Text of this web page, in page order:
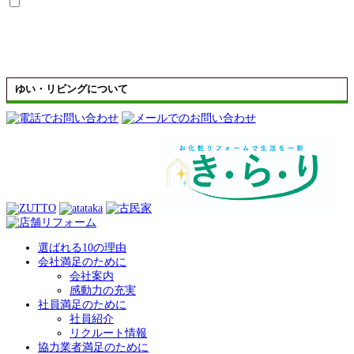
ゆい・リビングについて
選ばれる10の理由
会社満足のために
会社案内
感動力の充実
社員満足のために
社員紹介
リクルート情報
協力業者満足のために